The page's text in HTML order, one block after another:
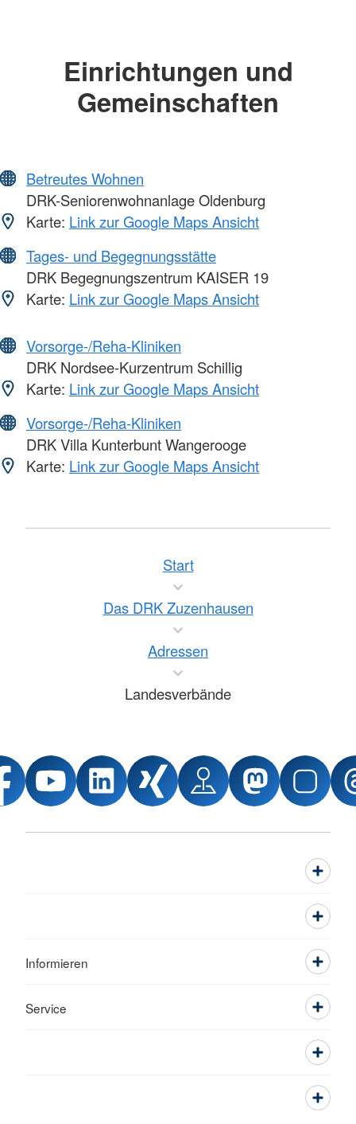
Einrichtungen und
Gemeinschaften
Betreutes Wohnen
DRK-Seniorenwohnanlage Oldenburg
Karte: Link zur Google Maps Ansicht
Tages- und Begegnungsstätte
DRK Begegnungszentrum KAISER 19
Karte: Link zur Google Maps Ansicht
Vorsorge-/Reha-Kliniken
DRK Nordsee-Kurzentrum Schillig
Karte: Link zur Google Maps Ansicht
Vorsorge-/Reha-Kliniken
DRK Villa Kunterbunt Wangerooge
Karte: Link zur Google Maps Ansicht
Start
Das DRK Zuzenhausen
Adressen
Landesverbände
Informieren
Service